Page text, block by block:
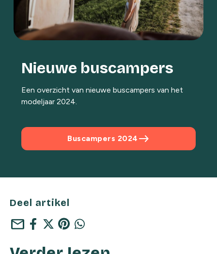
Nieuwe buscampers
Een overzicht van nieuwe buscampers van het
modeljaar 2024.
east
Buscampers 2024
Deel artikel
mail